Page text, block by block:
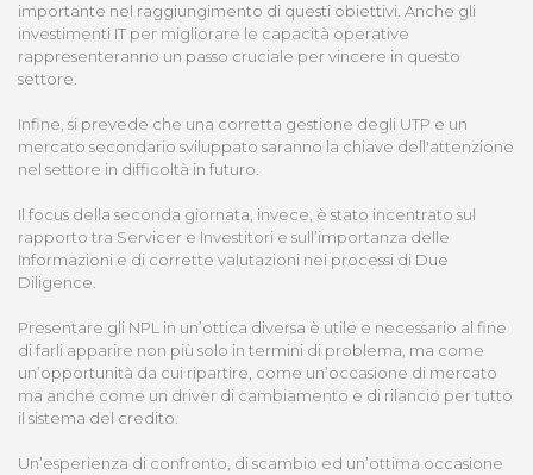
importante nel raggiungimento di questi obiettivi. Anche gli
investimenti IT per migliorare le capacità operative
rappresenteranno un passo cruciale per vincere in questo
settore.
Infine, si prevede che una corretta gestione degli UTP e un
mercato secondario sviluppato saranno la chiave dell'attenzione
nel settore in difficoltà in futuro.
Il focus della seconda giornata, invece, è stato incentrato sul
rapporto tra Servicer e Investitori e sull’importanza delle
Informazioni e di corrette valutazioni nei processi di Due
Diligence.
Presentare gli NPL in un’ottica diversa è utile e necessario al fine
di farli apparire non più solo in termini di problema, ma come
un’opportunità da cui ripartire, come un’occasione di mercato
ma anche come un driver di cambiamento e di rilancio per tutto
il sistema del credito.
Un’esperienza di confronto, di scambio ed un’ottima occasione